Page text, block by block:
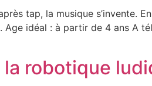
tap, la musique s’invente.
idéal : à partir de 4 ans A
la robotique